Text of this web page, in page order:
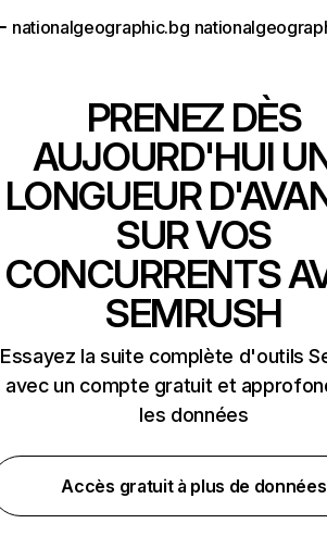
nationalgeographic.bg
PRENEZ DÈS
AUJOURD'HUI
LONGUEUR
SUR VOS
CONCURRENTS
SEMRUSH
Essayez la suite complète d'outils
avec un compte gratuit et
les données
Accès gratuit à plus de données